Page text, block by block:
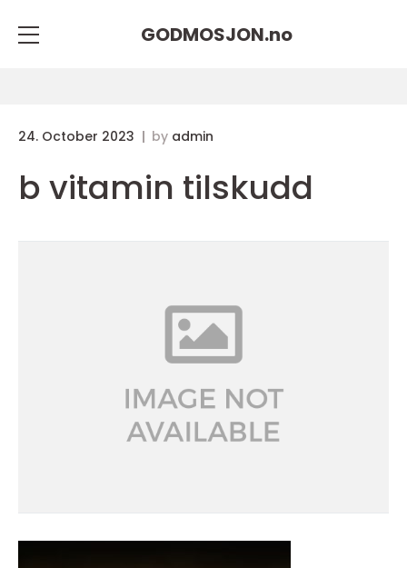
GODMOSJON.no
24. October 2023 by admin
b vitamin tilskudd